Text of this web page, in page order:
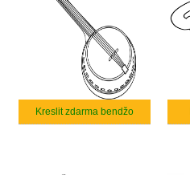
Kreslit zdarma bendžo